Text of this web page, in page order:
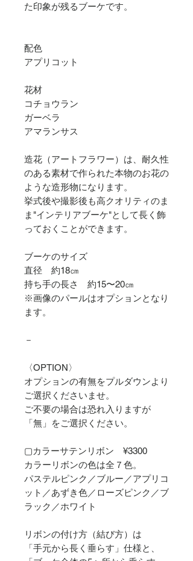
た印象が残るブーケです。
配色
アプリコット
花材
コチョウラン
ガーベラ
アマランサス
造花（アートフラワー）は、耐久性
のある素材で作られた本物のお花の
ような造形物になります。
挙式後や撮影後も高クオリティのま
ま"インテリアブーケ"として長く飾
っておくことができます。
ブーケのサイズ
直径 約18㎝
持ち手の長さ 約15〜20㎝
※画像のパールはオプションとなり
ます。
－
〈OPTION〉
オプションの有無をプルダウンより
ご選択くださいませ。
ご不要の場合は恐れ入りますが
「無」をご選択ください。
▢カラーサテンリボン ¥3300
カラーリボンの色は全７色。
パステルピンク／ブルー／アプリコ
ット／あずき色／ローズピンク／ブ
ラック／ホワイト
リボンの付け方（結び方）は
「手元から長く垂らす」仕様と、